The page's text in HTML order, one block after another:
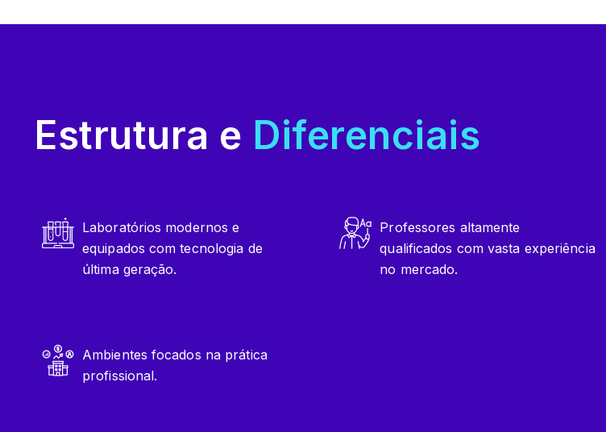
Estrutura e Diferenciais
Laboratórios modernos e
equipados com tecnologia de
última geração.
Professores altamente
qualificados com vasta experiência
no mercado.
Ambientes focados na prática
profissional.